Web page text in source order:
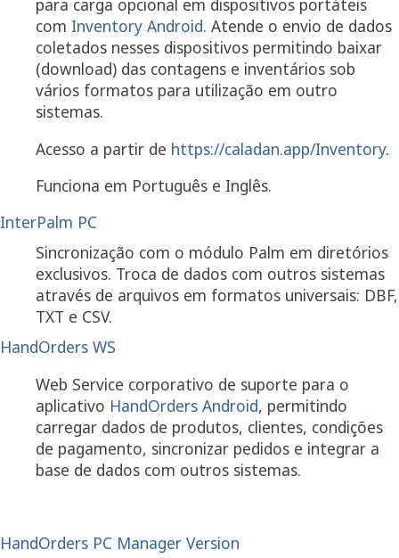
para carga opcional em dispositivos portáteis
com Inventory Android. Atende o envio de dados
coletados nesses dispositivos permitindo baixar
(download) das contagens e inventários sob
vários formatos para utilização em outro
sistemas.
Acesso a partir de https://caladan.app/Inventory.
Funciona em Português e Inglês.
InterPalm PC
Sincronização com o módulo Palm em diretórios
exclusivos. Troca de dados com outros sistemas
através de arquivos em formatos universais: DBF,
TXT e CSV.
HandOrders WS
Web Service corporativo de suporte para o
aplicativo HandOrders Android, permitindo
carregar dados de produtos, clientes, condições
de pagamento, sincronizar pedidos e integrar a
base de dados com outros sistemas.
HandOrders PC Manager Version